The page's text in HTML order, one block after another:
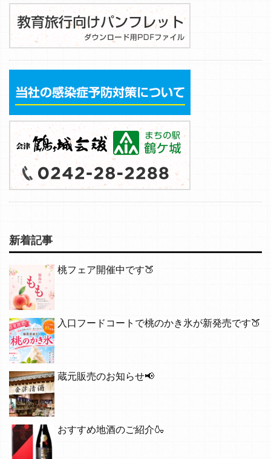
新着記事
桃フェア開催中です🍑
入口フードコートで桃のかき氷が新発売です🍑
蔵元販売のお知らせ📢
おすすめ地酒のご紹介🍶